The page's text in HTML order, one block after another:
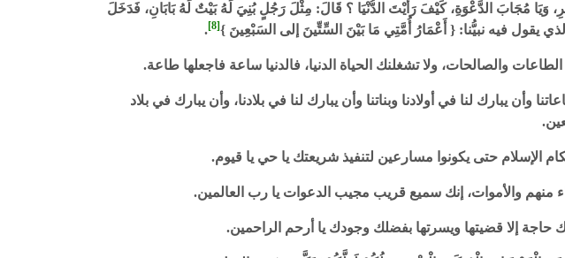
وَيَا مُجَابَ الدَّعْوَةِ، كَيْفَ رَأَيْتَ الدُّنْيَا ؟ قَالَ: مِثْلَ رَجُلٍ بُنِيَ لَهُ بَيْتٌ لَهُ بَابَانِ، فَدَخَلَ
يقول فيه نبيُّنا: { أَعْمَارُ أُمَّتِي مَا بَيْنَ السِّتِّينَ إلى السَبْعِينَ }[8]
.
والصالحات، ولا تشغلنك الحياة الدنيا، فالدنيا ساعة فاجعلها طاعة.
وأن يبارك لنا في أولادنا وبناتنا وأن يبارك لنا في بلادنا، وأن يبارك في بلاد
الإسلام حتى يكونوا مسارعين لتنفيذ شريعتك يا حي يا قيوم.
منهم والأموات، إنك سميع قريب مجيب الدعوات يا رب العالمين.
حاجة إلا قضيتها ويسرتها بفضلك وجودك يا أرحم الراحمين.